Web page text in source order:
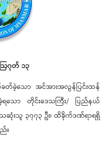
ဩဂုတ် ၁၃
ခဲ့သော အင်အားအလွန်ပြင်းထန်
သော တိုင်းဒေသကြီး/ ပြည်နယ်
သူ ၃၇၇၃ ဦး၊ ထိခိုက်ဒဏ်ရာရရှိ
။